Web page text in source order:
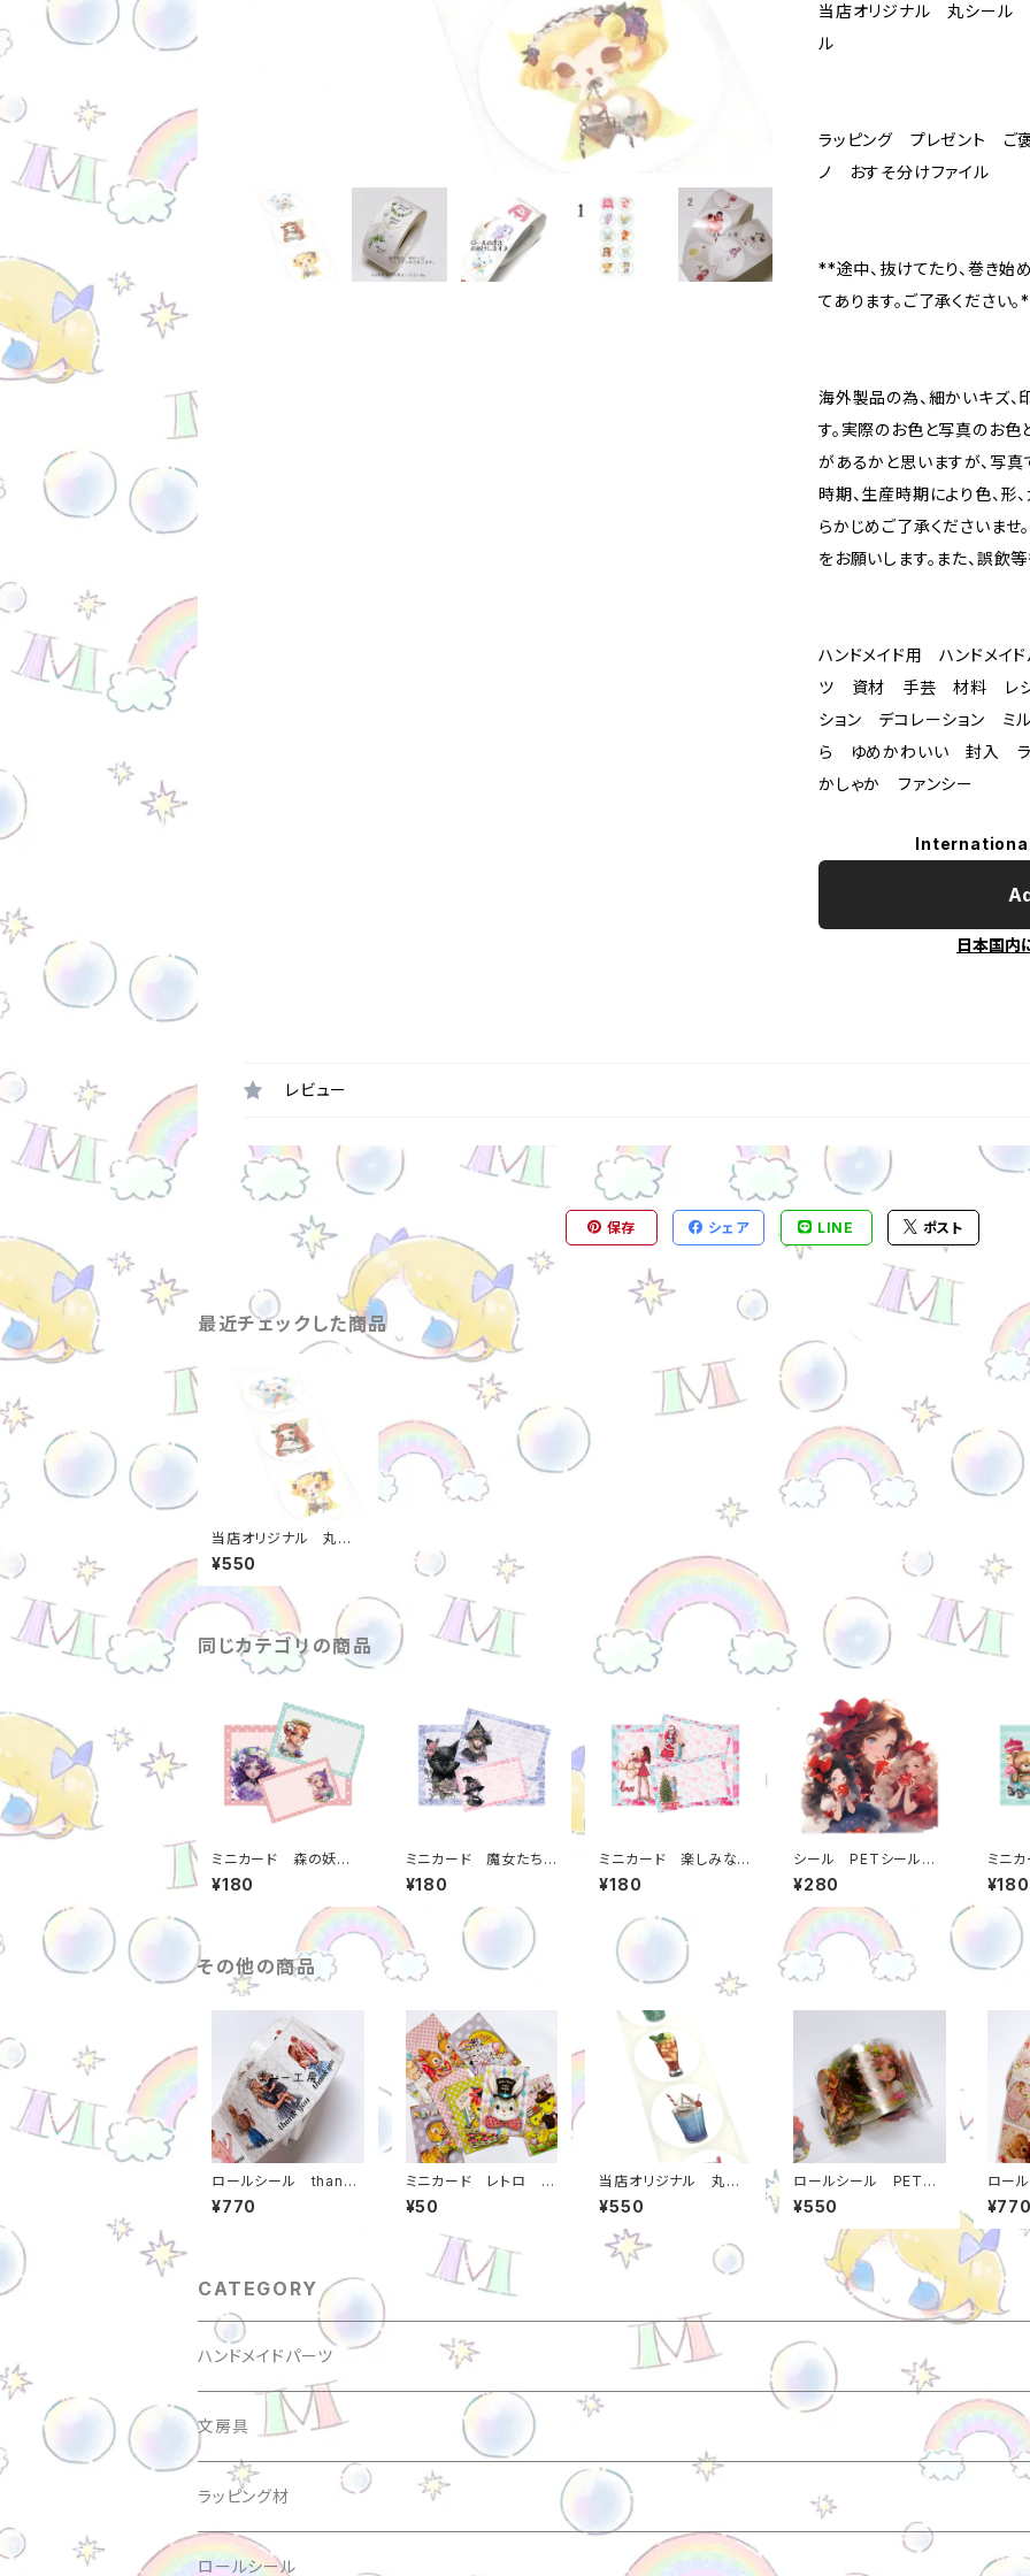
当店オリジナル 丸シー
ル
ラッピング プレゼント
ノ おすそ分けファイル
**途中、抜けてたり、巻き始
てあります。ご了承ください
海外製品の為、細かいキズ、
す。実際のお色と写真のお色
があるかと思いますが、写
時期、生産時期により色、形
らかじめご了承くださいま
をお願いします。また、誤飲
ハンドメイド用 ハンドメ
ツ 資材 手芸 材料 レジ
ション デコレーション
ら ゆめかわいい 封入 ラ
かしゃか ファンシー
日本国内
レビュー
保存 シェア LINE ポスト
最近チェックした商品
当店オリジナル 丸シ
ール 女の子 25ミ
リ 約500枚 1ロー
ル m0000000054
9
¥550
同じカテゴリの商品
ミニカード 森の妖
精 86*54mm 30
枚入り 日本製 メッ
¥180
ミニカード 魔女たち
の晩餐会 86*54mm
30枚入り 日本製
メッセージカード m00
000000813
¥180
ミニカード 楽しみなク
リスマス 86*54mm
30枚入り 日本製
000000815
¥180
シール PETシール
プリンセス りんご姫
うさぎ姫 10枚セット
6*6cm 人物ステッカ
ー セルフカット m00
000000824
¥280
ミニ
変身
0枚
セージ
¥180
その他の商品
ロールシール thank
you サンキューシー
ル 女の子 くま ス
00000000715
¥770
ミニカード レトロ 8
5*55ミリ 5枚入り
日本製 m00000000
¥50
当店オリジナル 丸シ
ール ジュース 飲み
物 25ミリ 約500
枚 1ロール m0000
0000550
¥550
ロールシール PET
森の妖精 約4センチ
幅*5メートル 当店オ
リジナル フラワープリ
ンセス m000000007
¥550
ロー
クエ
チ 1
ロ 当
CATEGORY
ハンドメイドパーツ
アクリルビーズ
パールビーズ
アルファベットビーズ
文房具
バインダー
シール・ステッカー
ラッピング材
サンキューシール
ロールシール